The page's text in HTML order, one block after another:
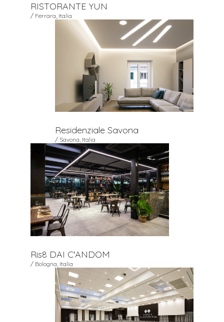
RISTORANTE YUN
/ Ferrara, Italia
Residenziale Savona
/ Savona, Italia
Ris8 DAI C'ANDOM
/ Bologna, Italia